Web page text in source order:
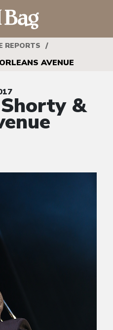
REPORTS /
AVENUE
&